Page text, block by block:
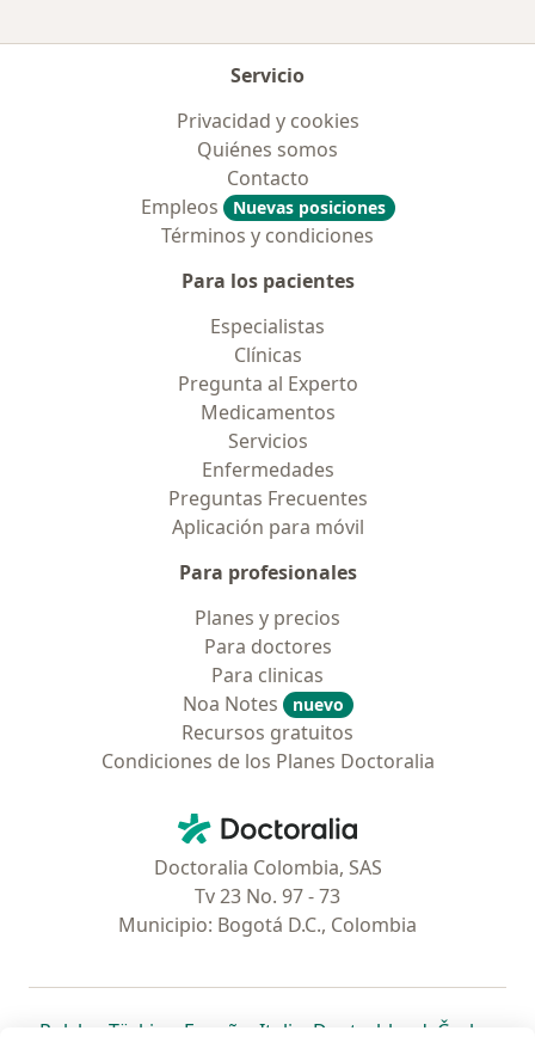
Servicio
Privacidad y cookies
Quiénes somos
Contacto
Empleos
Nuevas posiciones
Términos y condiciones
Para los pacientes
Especialistas
Clínicas
Pregunta al Experto
Medicamentos
Servicios
Enfermedades
Preguntas Frecuentes
Aplicación para móvil
Para profesionales
Planes y precios
Para doctores
Para clinicas
Noa Notes
nuevo
Recursos gratuitos
Condiciones de los Planes Doctoralia
Doctoralia - Página de inicio
Doctoralia Colombia, SAS
Tv 23 No. 97 - 73
Municipio: Bogotá D.C., Colombia
Polska se abre en una nueva pestaña
Türkiye se abre en una nueva pestaña
España se abre en una nueva pestaña
Italia se abre en una nueva
Deutschlandse abre en
Česko